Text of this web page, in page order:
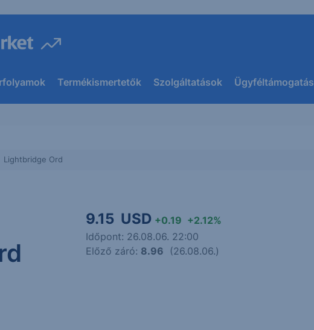
Termékismertetők Szolgáltatások Ügyféltámogatás
Lightbridge Ord
9.15 USD +0.19 +2.12%
Időpont: 26.08.06. 22:00
Előző záró: 8.96 (26.08.06.)